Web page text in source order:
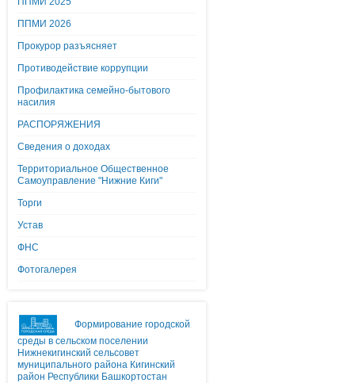
ППМИ 2026
Прокурор разъясняет
Противодействие коррупции
Профилактика семейно-бытового
насилия
РАСПОРЯЖЕНИЯ
Сведения о доходах
Территориальное Общественное
Самоуправление "Нижние Киги"
Торги
Устав
ФНС
Фотогалерея
Формирование городской
среды в сельском поселении
Нижнекигинский сельсовет
муниципального района Кигинский
район Республики Башкортостан